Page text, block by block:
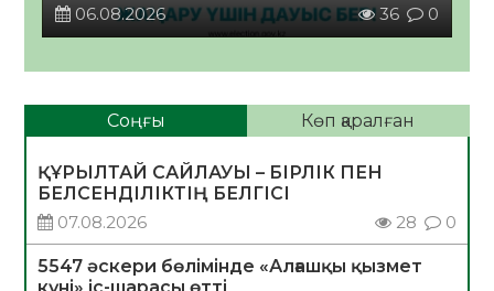
06.08.2026
36 0
Соңғы Көп қаралған
ҚҰРЫЛТАЙ САЙЛАУЫ – БІРЛІК ПЕН
БЕЛСЕНДІЛІКТІҢ БЕЛГІСІ
07.08.2026
28 0
5547 әскери бөлімінде «Алғашқы қызмет
күні» іс-шарасы өтті